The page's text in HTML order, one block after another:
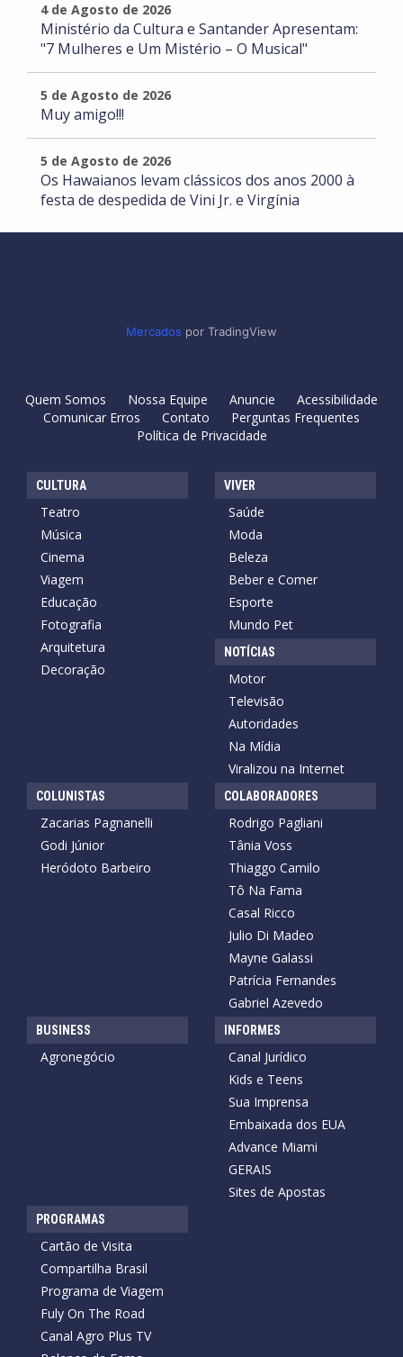
4 de Agosto de 2026
Ministério da Cultura e Santander Apresentam:
"7 Mulheres e Um Mistério – O Musical"
5 de Agosto de 2026
Muy amigo!!!
5 de Agosto de 2026
Os Hawaianos levam clássicos dos anos 2000 à
festa de despedida de Vini Jr. e Virgínia
Mercados por TradingView
Quem Somos Nossa Equipe Anuncie
Acessibilidade
Comunicar Erros
Contato
Perguntas Frequentes
Política de Privacidade
CULTURA
Teatro
Música
Cinema
Viagem
Educação
Fotografia
Arquitetura
Decoração
VIVER
Saúde
Moda
Beleza
Beber e Comer
Esporte
Mundo Pet
NOTÍCIAS
Motor
Televisão
Autoridades
Na Mídia
Viralizou na Internet
COLUNISTAS
Zacarias Pagnanelli
Godi Júnior
Heródoto Barbeiro
COLABORADORES
Rodrigo Pagliani
Tânia Voss
Thiaggo Camilo
Tô Na Fama
Casal Ricco
Julio Di Madeo
Mayne Galassi
Patrícia Fernandes
Gabriel Azevedo
BUSINESS
Agronegócio
INFORMES
Canal Jurídico
Kids e Teens
Sua Imprensa
Embaixada dos EUA
Advance Miami
GERAIS
Sites de Apostas
PROGRAMAS
Cartão de Visita
Compartilha Brasil
Programa de Viagem
Fuly On The Road
Canal Agro Plus TV